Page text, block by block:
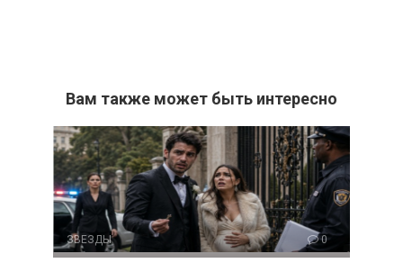
Вам также может быть интересно
ЗВЕЗДЫ 0